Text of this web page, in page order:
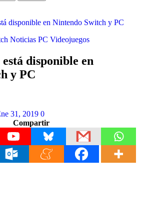
disponible en Nintendo Switch y PC
Noticias PC Videojuegos
disponible en
y PC
31, 2019 0
Compartir